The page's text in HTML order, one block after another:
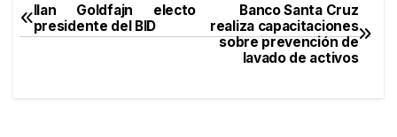
Navegación
Banco Santa Cruz
realiza capacitaciones
sobre prevención de
lavado de activos
Ilan Goldfajn electo
presidente del BID